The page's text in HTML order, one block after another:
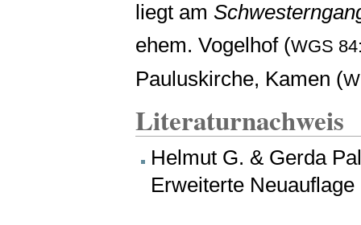
liegt am
ehem. Vogelhof (WGS
Pauluskirche, Kamen (
Literaturnachweis
Helmut G. & Gerda
Erweiterte